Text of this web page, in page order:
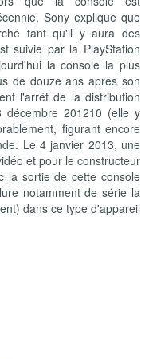
Sony explique que
tant qu'il y aura des
suivie par la PlayStation
la console la plus
de douze ans après son
l'arrêt de la distribution
201210 (elle y
figurant encore
Le 4 janvier 2013, une
et pour le constructeur
la sortie de cette console
notamment de série la
dans ce type d'appareil